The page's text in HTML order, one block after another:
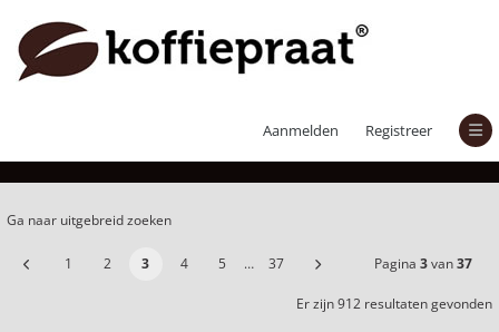
Aanmelden Registreer
Onbeantwoorde onderwerpen
Ga naar uitgebreid zoeken
1 2 3 4 5 … 37 Pagina 3van37
Er zijn 912 resultaten gevonden